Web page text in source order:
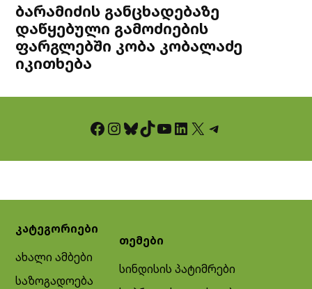
ბარამიძის განცხადებაზე
დაწყებული გამოძიების
ფარგლებში კობა კობალაძე
იკითხება
Facebook InstagramBluesky TikTok YouTube LinkedIn X Telegram
კატეგორიები
ახალი ამბები
საზოგადოება
თემები
სინდისის პატიმრები